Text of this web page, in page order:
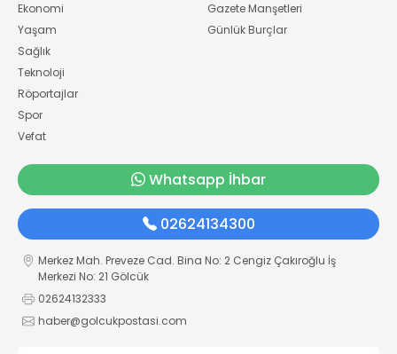
Ekonomi
Yaşam
Sağlık
Teknoloji
Röportajlar
Spor
Vefat
Gazete Manşetleri
Günlük Burçlar
Whatsapp İhbar
02624134300
Merkez Mah. Preveze Cad. Bina No: 2 Cengiz Çakıroğlu İş
Merkezi No: 21 Gölcük
02624132333
haber@golcukpostasi.com